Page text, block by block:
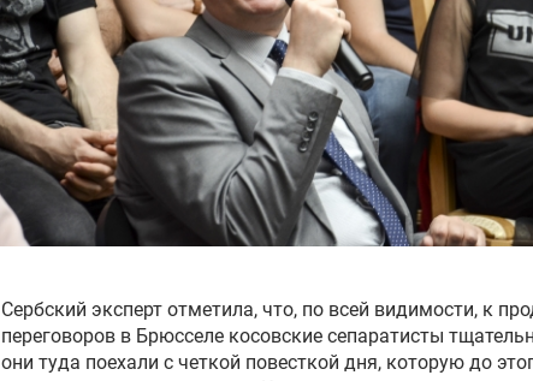
Сербский эксперт отметила, что, по всей видимости, к
переговоров в Брюсселе косовские сепаратисты
они туда поехали с четкой повесткой дня, которую до